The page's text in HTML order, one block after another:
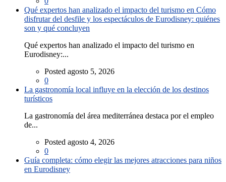
Qué expertos han analizado el impacto del turismo en Cómo
disfrutar del desfile y los espectáculos de Eurodisney: quiénes
son y qué concluyen
Qué expertos han analizado el impacto del turismo en
Eurodisney:...
Posted agosto 5, 2026
0
La gastronomía local influye en la elección de los destinos
turísticos
La gastronomía del área mediterránea destaca por el empleo
de...
Posted agosto 4, 2026
0
Guía completa: cómo elegir las mejores atracciones para niños
en Eurodisney